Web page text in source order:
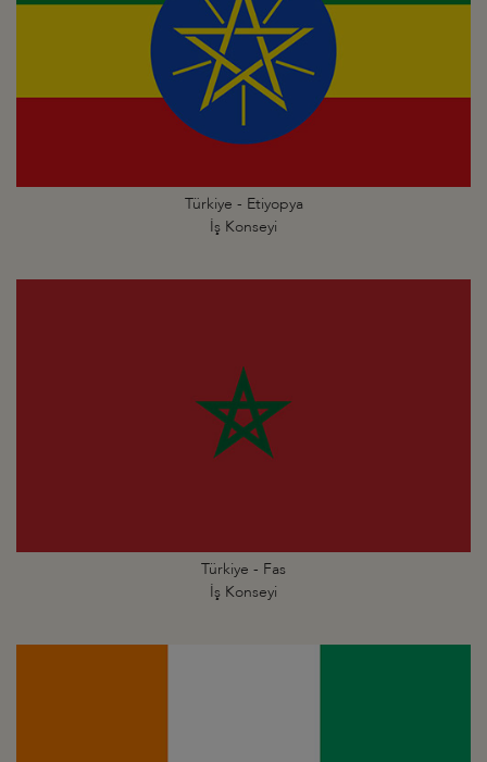
Türkiye - Etiyopya
İş Konseyi
Türkiye - Fas
İş Konseyi